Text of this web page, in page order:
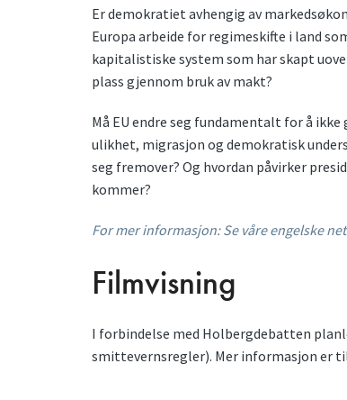
Er demokratiet avhengig av
Europa arbeide for regimeskifte i land
kapitalistiske system som har skapt
plass gjennom bruk av makt?
Må EU endre seg fundamentalt for å
ulikhet, migrasjon og demokratisk
seg fremover? Og hvordan påvirker
kommer?
For mer informasjon: Se våre engelske
Filmvisning
I forbindelse med Holbergdebatten
smittevernsregler). Mer informasjon er